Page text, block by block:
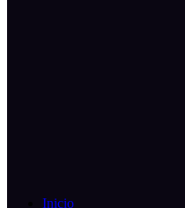
Inicio